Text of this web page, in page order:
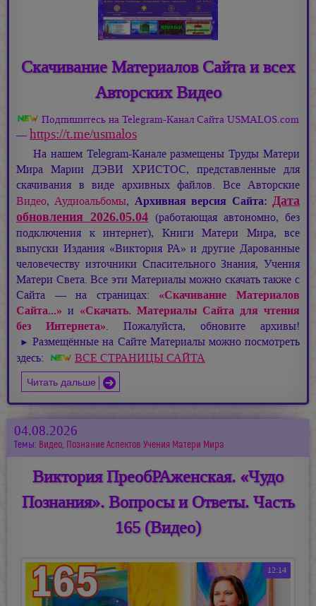
Скачивание Материалов Сайта и всех
Авторских Видео
Подпишитесь на Telegram-Канал Сайта USMALOS.com
— https://t.me/usmalos
На нашем Telegram-Канале размещены Труды Матери
МираМарии ДЭВИ ХРИСТОС, представленные для
скачивания в виде архивных файлов. Все Авторские
Видео,Аудиоальбомы, Архивная версия Сайта:Дата
обновления 2026.05.04 (работающая автономно, без
подключения к интернет), Книги Матери Мира, все
выпуски Издания «Виктория РА» и другие Дарованные
человечеству източники Спасительного Знания, Учения
Матери Света. Все эти Материалы можно скачать также с
Сайта — на страницах: «Скачивание Материалов
Сайта...» и «Скачать. Материалы Сайта для чтения
без Интернета». Пожалуйста, обновите архивы!
► Размещённые на Сайте Материалы можно посмотреть
здесь:
ВСЕ СТРАНИЦЫ САЙТА
Читать дальше
04.08.2026
Темы: Видео, Познание Аспектов Учения Матери Мира
Виктория ПреобРАженская. «Чудо
Познания». Вопросы и Ответы. Часть
165 (Видео)
12:14